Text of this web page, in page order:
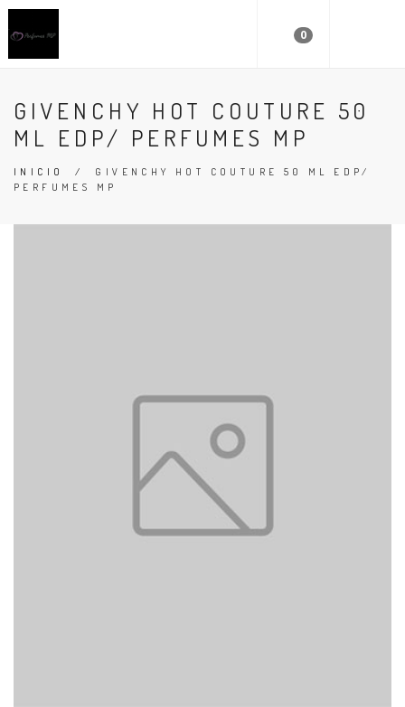
0
GIVENCHY HOT COUTURE 50
ML EDP/ PERFUMES MP
INICIO / GIVENCHY HOT COUTURE 50 ML EDP/
PERFUMES MP